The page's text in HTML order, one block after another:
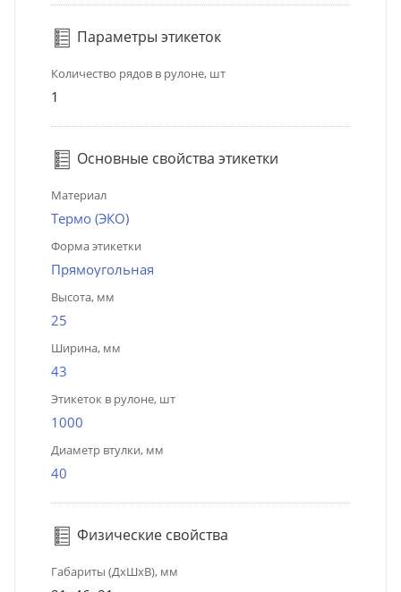
Параметры этикеток
Количество рядов в рулоне, шт
1
Основные свойства этикетки
Материал
Термо (ЭКО)
Форма этикетки
Прямоугольная
Высота, мм
25
Ширина, мм
43
Этикеток в рулоне, шт
1000
Диаметр втулки, мм
40
Физические свойства
Габариты (ДхШхВ), мм